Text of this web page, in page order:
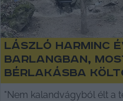
László harminc
barlangban,
bérlakásba
"Nem kalandvágyból élt a